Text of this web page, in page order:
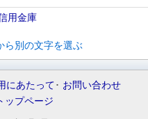
用金庫
ら別の文字を選ぶ
にあたって
お問い合わせ
ップページ